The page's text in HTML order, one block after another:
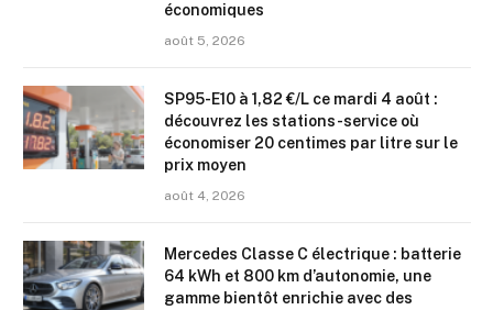
économiques
août 5, 2026
SP95-E10 à 1,82 €/L ce mardi 4 août :
découvrez les stations-service où
économiser 20 centimes par litre sur le
prix moyen
août 4, 2026
Mercedes Classe C électrique : batterie
64 kWh et 800 km d’autonomie, une
gamme bientôt enrichie avec des